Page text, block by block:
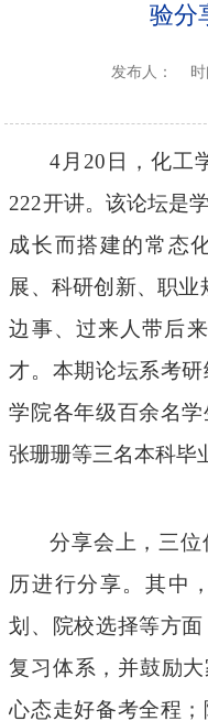
验分
发布人：
4月20 日，化工
222开讲。该论坛是
成长而搭建的常态
展、科研创新、职业
边事、过来人带后
才。本期论坛系考
学院各年级百余名学
张珊珊等三名本科毕
分享会上，三
历进行分享。其中
划、院校选择等方
复习体系，并鼓励
心态走好备考全程